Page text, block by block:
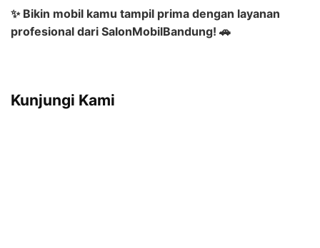
✨ Bikin mobil kamu tampil prima dengan layanan
profesional dari SalonMobilBandung! 🚗
Kunjungi Kami